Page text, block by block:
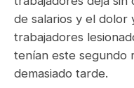
de salarios y el dolor
trabajadores
tenían este segundo
demasiado tarde.